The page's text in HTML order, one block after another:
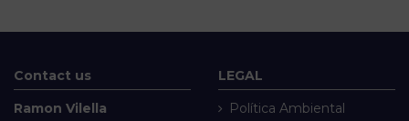
Contact us
Ramon Vilella
LEGAL
Política Ambiental